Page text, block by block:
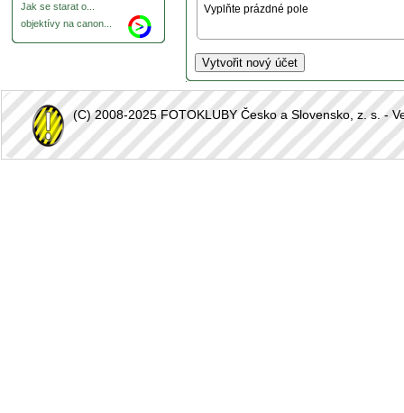
Jak se starat o...
objektívy na canon...
Vyplňte prázdné pole
(C) 2008-2025 FOTOKLUBY Česko a Slovensko, z. s. -